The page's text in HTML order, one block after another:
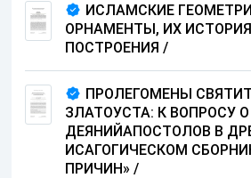
ИСЛАМСКИЕ
ОРНАМЕНТЫ, ИХ
ПОСТРОЕНИЯ /
ПРОЛЕГОМЕНЫ
ЗЛАТОУСТА: К ВОПРОСУ
ДЕЯНИЙАПОСТОЛОВ В
ИСАГОГИЧЕСКОМ
ПРИЧИН» /